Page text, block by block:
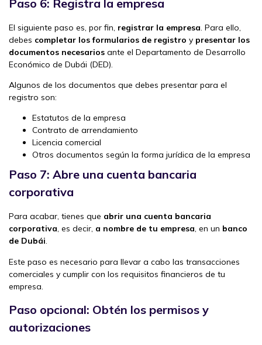
Paso 6: Registra la empresa
El siguiente paso es, por fin, registrar la empresa . Para ello,
debes completar los formularios de registro y presentar los
documentos necesarios ante el Departamento de Desarrollo
Económico de Dubái (DED).
Algunos de los documentos que debes presentar para el
registro son:
Estatutos de la empresa
Contrato de arrendamiento
Licencia comercial
Otros documentos según la forma jurídica de la empresa
Paso 7: Abre una cuenta bancaria
corporativa
Para acabar, tienes que abrir una cuenta bancaria
corporativa, es decir, a nombre de tu empresa, en un banco
de Dubái.
Este paso es necesario para llevar a cabo las transacciones
comerciales y cumplir con los requisitos financieros de tu
empresa.
Paso opcional: Obtén los permisos y
autorizaciones